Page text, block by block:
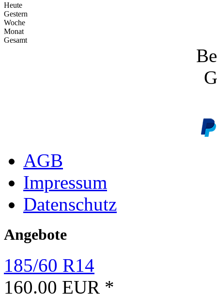
Heute
Gestern
Woche
Monat
Gesamt
AGB
Impressum
Datenschutz
Angebote
185/60 R14
160.00 EUR *